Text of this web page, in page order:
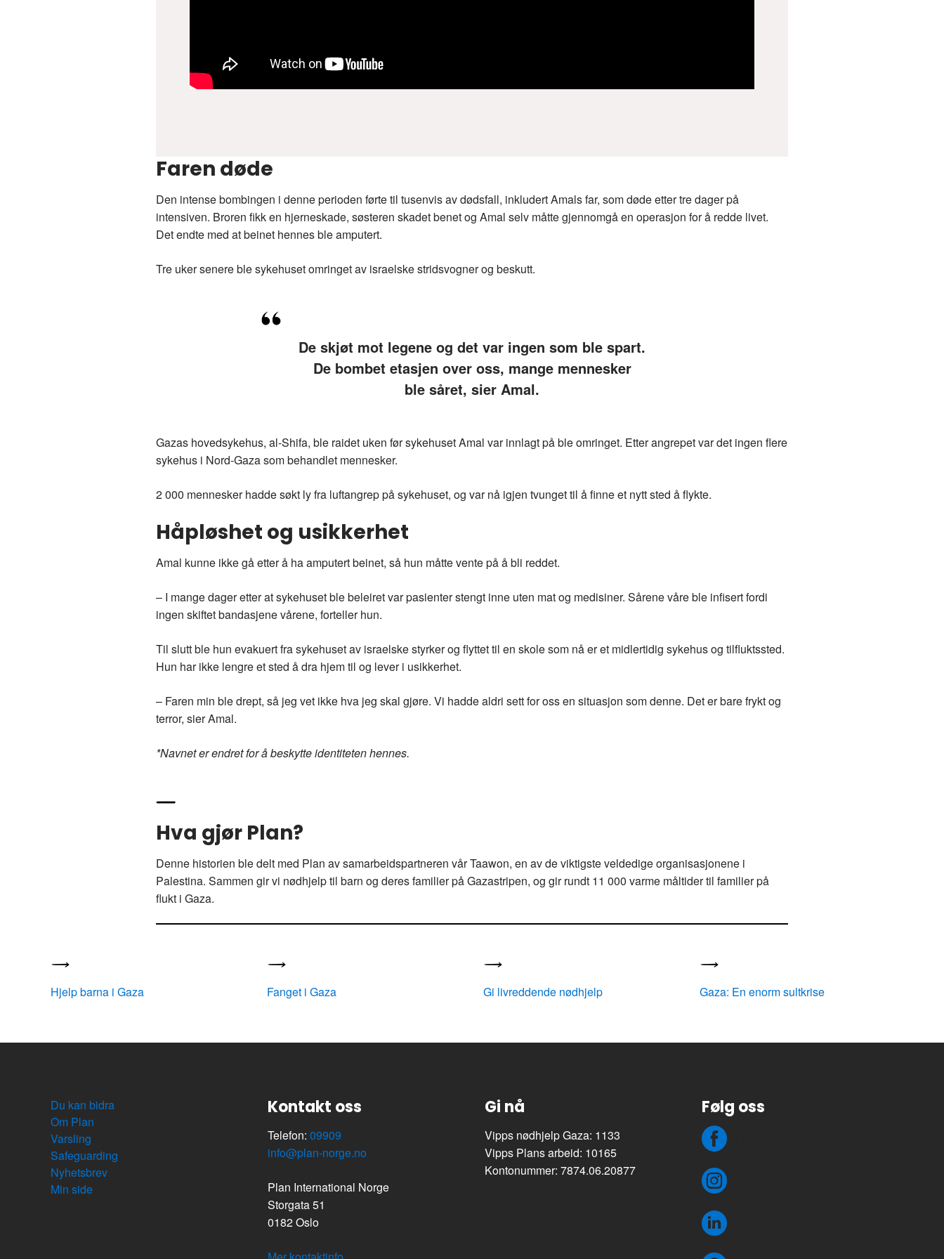
Faren døde
Den intense bombingen i denne perioden førte til tusenvis av dødsfall, inkludert Amals far, som døde etter tre dager på
intensiven. Broren fikk en hjerneskade, søsteren skadet benet og Amal selv måtte gjennomgå en operasjon for å redde livet.
Det endte med at beinet hennes ble amputert.
Tre uker senere ble sykehuset omringet av israelske stridsvogner og beskutt.
De skjøt mot legene og det var ingen som ble spart.
De bombet etasjen over oss, mange mennesker
ble såret, sier Amal.
Gazas hovedsykehus, al-Shifa, ble raidet uken før sykehuset Amal var innlagt på ble omringet. Etter angrepet var det ingen flere
sykehus i Nord-Gaza som behandlet mennesker.
2 000 mennesker hadde søkt ly fra luftangrep på sykehuset, og var nå igjen tvunget til å finne et nytt sted å flykte.
Håpløshet og usikkerhet
Amal kunne ikke gå etter å ha amputert beinet, så hun måtte vente på å bli reddet.
– I mange dager etter at sykehuset ble beleiret var pasienter stengt inne uten mat og medisiner. Sårene våre ble infisert fordi
ingen skiftet bandasjene vårene, forteller hun.
Til slutt ble hun evakuert fra sykehuset av israelske styrker og flyttet til en skole som nå er et midlertidig sykehus og tilfluktssted.
Hun har ikke lengre et sted å dra hjem til og lever i usikkerhet.
– Faren min ble drept, så jeg vet ikke hva jeg skal gjøre. Vi hadde aldri sett for oss en situasjon som denne. Det er bare frykt og
terror, sier Amal.
*Navnet er endret for å beskytte identiteten hennes.
Hva gjør Plan?
Denne historien ble delt med Plan av samarbeidspartneren vår Taawon, en av de viktigste veldedige organisasjonene i
Palestina. Sammen gir vi nødhjelp til barn og deres familier på Gazastripen, og gir rundt 11 000 varme måltider til familier på
flukt i Gaza.
Hjelp barna i Gaza Fanget i Gaza Gi livreddende nødhjelp Gaza: En enorm sultkrise
Du kan bidra
Om Plan
Varsling
Safeguarding
Nyhetsbrev
Min side
Kontakt oss
Telefon: 09909
info@plan-norge.no
Plan International Norge
Storgata 51
0182 Oslo
Gi nå
Vipps nødhjelp Gaza: 1133
Vipps Plans arbeid: 10165
Kontonummer: 7874.06.20877
Følg oss